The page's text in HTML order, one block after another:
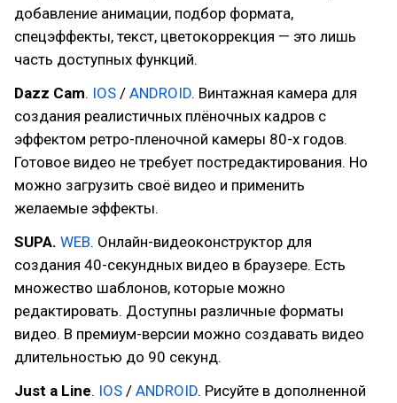
добавление анимации, подбор формата,
спецэффекты, текст, цветокоррекция — это лишь
часть доступных функций.
Dazz Cam. IOS / ANDROID. Винтажная камера для
создания реалистичных плёночных кадров с
эффектом ретро-пленочной камеры 80-х годов.
Готовое видео не требует постредактирования. Но
можно загрузить своё видео и применить
желаемые эффекты.
SUPA. WEB. Онлайн-видеоконструктор для
создания 40-секундных видео в браузере. Есть
множество шаблонов, которые можно
редактировать. Доступны различные форматы
видео. В премиум-версии можно создавать видео
длительностью до 90 секунд.
Just a Line. IOS / ANDROID. Рисуйте в дополненной